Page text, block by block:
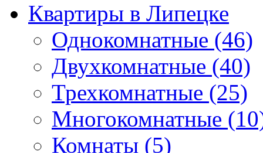
Квартиры в Липецке
Однокомнатные (46)
Двухкомнатные (40)
Трехкомнатные (25)
Многокомнатные
Комнаты (5)